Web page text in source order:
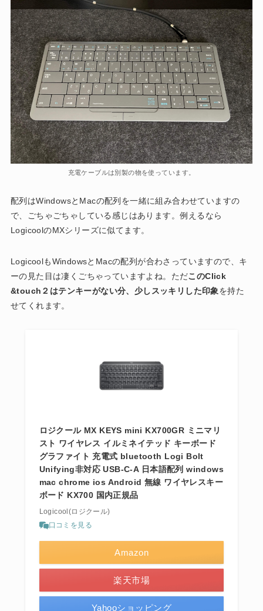
充電ケーブルは別製の物を使っています。
配列はWindowsとMacの配列を一緒に組み合わせていますの
で、ごちゃごちゃしている感じはあります。例えるなら
LogicoolのMXシリーズに似てます。
LogicoolもWindowsとMacの配列が合わさっていますので、キ
ーの見た目は凄くごちゃっていますよね。ただこのClick
&touch２はテンキーがない分、少しスッキリした印象を持た
せてくれます。
ロジクール MX KEYS mini KX700GR ミニマリ
スト ワイヤレス イルミネイテッド キーボード
グラファイト 充電式 bluetooth Logi Bolt
Unifying非対応 USB-C-A 日本語配列 windows
mac chrome ios Android 無線 ワイヤレスキー
ボード KX700 国内正規品
Logicool(ロジクール)
口コミを見る
Amazon
楽天市場
Yahooショッピング